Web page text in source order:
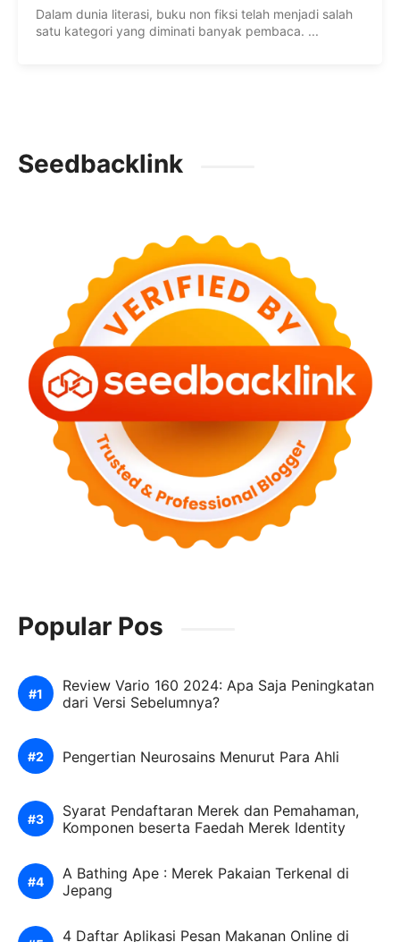
Dalam dunia literasi, buku non fiksi telah menjadi salah
satu kategori yang diminati banyak pembaca. ...
Seedbacklink
Popular Pos
Review Vario 160 2024: Apa Saja Peningkatan
dari Versi Sebelumnya?
Pengertian Neurosains Menurut Para Ahli
Syarat Pendaftaran Merek dan Pemahaman,
Komponen beserta Faedah Merek Identity
A Bathing Ape : Merek Pakaian Terkenal di
Jepang
4 Daftar Aplikasi Pesan Makanan Online di